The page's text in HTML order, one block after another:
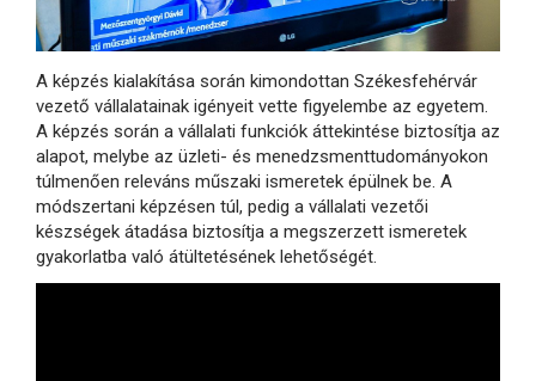
A képzés kialakítása során kimondottan Székesfehérvár
vezető vállalatainak igényeit vette figyelembe az egyetem.
A képzés során a vállalati funkciók áttekintése biztosítja az
alapot, melybe az üzleti- és menedzsmenttudományokon
túlmenően releváns műszaki ismeretek épülnek be. A
módszertani képzésen túl, pedig a vállalati vezetői
készségek átadása biztosítja a megszerzett ismeretek
gyakorlatba való átültetésének lehetőségét.